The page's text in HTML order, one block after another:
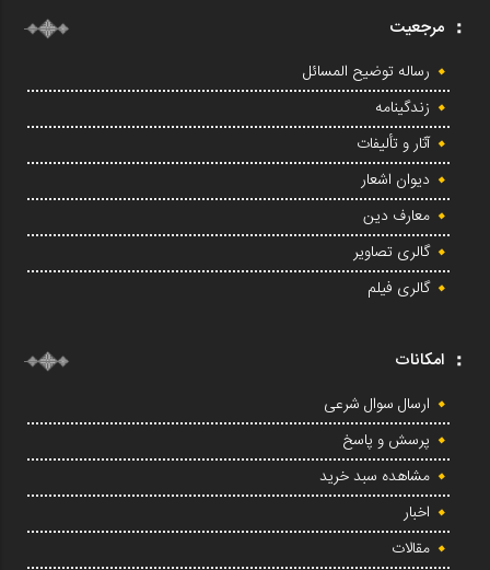
مرجعیت
رساله توضیح المسائل
زندگینامه
آثار و تألیفات
دیوان اشعار
معارف دین
گالری تصاویر
گالری فیلم
امکانات
ارسال سوال شرعی
پرسش و پاسخ
مشاهده سبد خرید
اخبار
مقالات